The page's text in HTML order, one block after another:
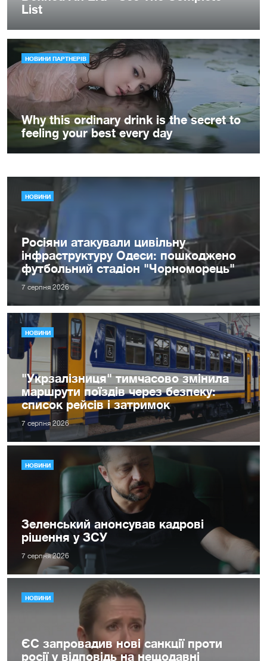
НОВИНИ
Росіяни атакували цивільну
інфраструктуру Одеси: пошкоджено
футбольний стадіон "Чорноморець"
7 серпня 2026
НОВИНИ
"Укрзалізниця" тимчасово змінила
маршрути поїздів через безпеку:
список рейсів і затримок
7 серпня 2026
НОВИНИ
Зеленський анонсував кадрові
рішення у ЗСУ
7 серпня 2026
НОВИНИ
ЄС запровадив нові санкції проти
росії у відповідь на нещодавні